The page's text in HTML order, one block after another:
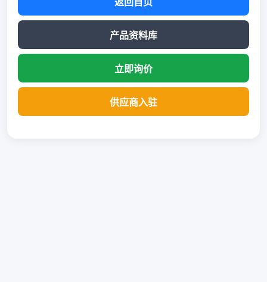
返回首页
产品资料库
立即询价
供应商入驻